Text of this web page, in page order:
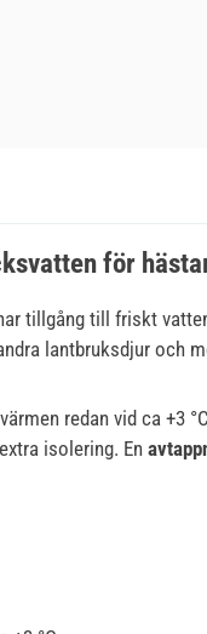
för
tillgång till friskt
lantbruksdjur och
redan vid ca +3
isolering. En